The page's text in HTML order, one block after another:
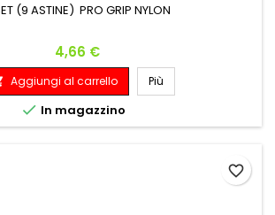
(9 ASTINE) PRO GRIP NYLON
Prezzo
4,66 €
Aggiungi al carrello Più
 In magazzino
favorite_border